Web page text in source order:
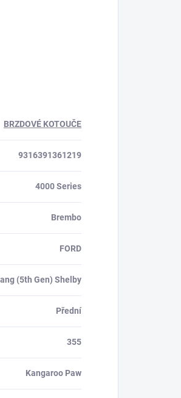
BRZDOVÉ KOTOUČE
9316391361219
4000 Series
Brembo
FORD
(5th Gen) Shelby
Přední
355
Kangaroo Paw